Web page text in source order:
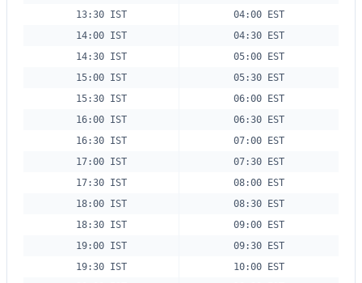
13:30 IST
04:00 EST
14:00 IST
04:30 EST
14:30 IST
05:00 EST
15:00 IST
05:30 EST
15:30 IST
06:00 EST
16:00 IST
06:30 EST
16:30 IST
07:00 EST
17:00 IST
07:30 EST
17:30 IST
08:00 EST
18:00 IST
08:30 EST
18:30 IST
09:00 EST
19:00 IST
09:30 EST
19:30 IST
10:00 EST